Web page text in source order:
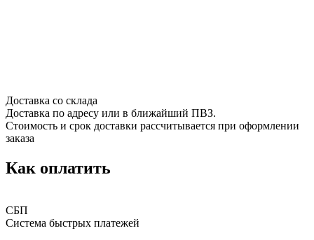
Доставка со склада
Доставка по адресу или в ближайший ПВЗ.
Стоимость и срок доставки рассчитывается при оформлении
заказа
Как оплатить
СБП
Система быстрых платежей